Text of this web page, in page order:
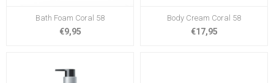
Bath Foam Coral 58
€9,95
Body Cream Coral 58
€17,95